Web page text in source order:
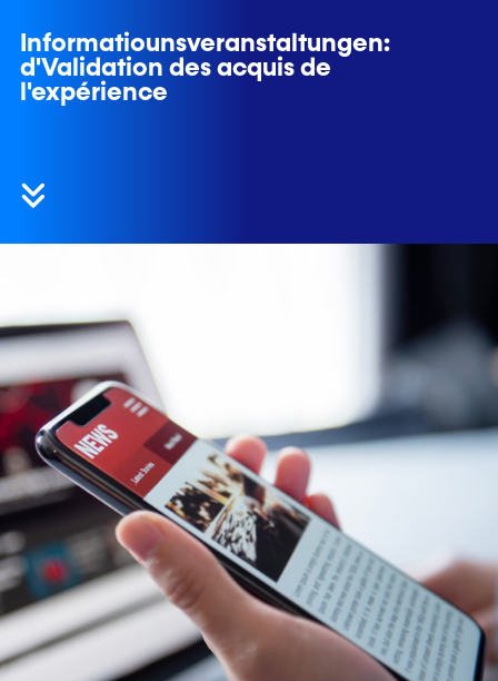
Informatiounsveranstaltungen:
d'Validation des acquis de
l'expérience